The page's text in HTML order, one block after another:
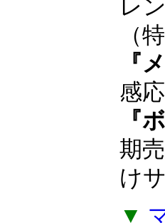
や
産
ド
ロ
『
レ
（
『